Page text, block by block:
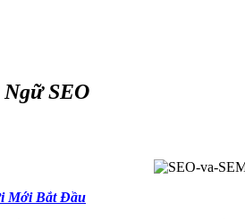
SEO
Mới Bắt Đầu